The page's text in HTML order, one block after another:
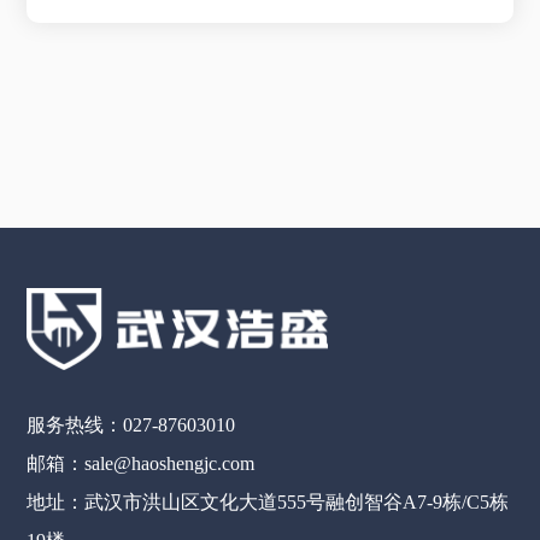
服务热线：027-87603010
邮箱：sale@haoshengjc.com
地址：武汉市洪山区文化大道555号融创智谷A7-9栋/C5栋